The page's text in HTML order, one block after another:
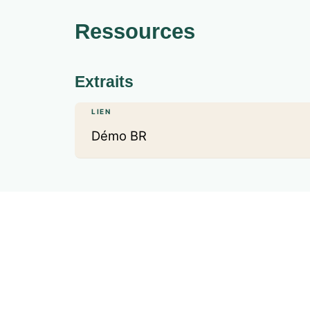
Ressources
Extraits
LIEN
Démo BR